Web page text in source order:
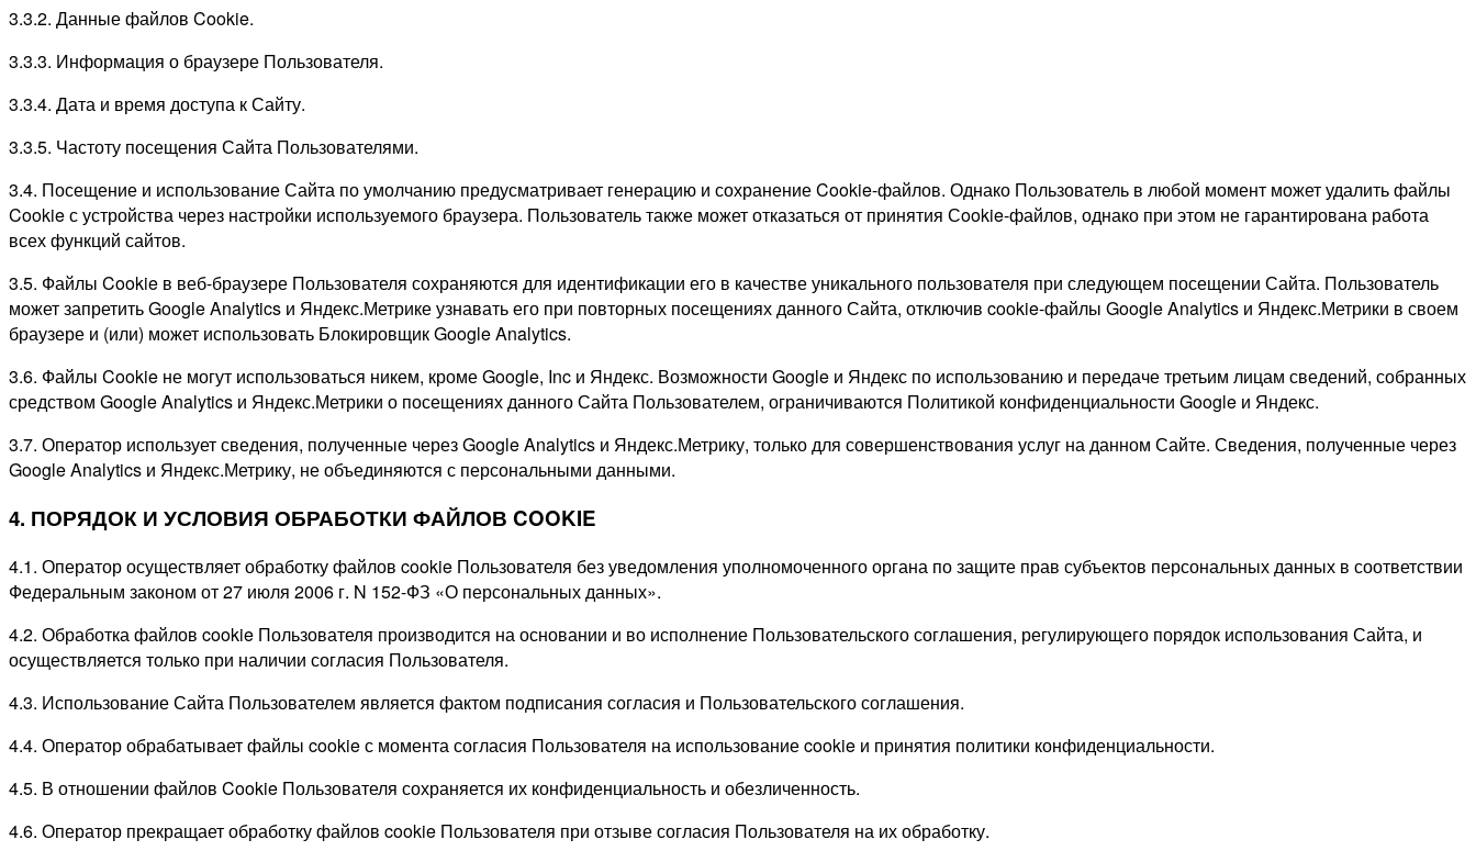
3.3.2. Данные файлов Cookie.
3.3.3. Информация о браузере Пользователя.
3.3.4. Дата и время доступа к Сайту.
3.3.5. Частоту посещения Сайта Пользователями.
3.4. Посещение и использование Сайта по умолчанию предусматривает генерацию и сохранение Cookie-файлов. Однако Пользователь в любой момент может удалить файлы
Cookie с устройства через настройки используемого браузера. Пользователь также может отказаться от принятия Сookie-файлов, однако при этом не гарантирована работа
всех функций сайтов.
3.5. Файлы Cookie в веб-браузере Пользователя сохраняются для идентификации его в качестве уникального пользователя при следующем посещении Сайта. Пользователь
может запретить Google Analytics и Яндекс.Метрике узнавать его при повторных посещениях данного Сайта, отключив cookie-файлы Google Analytics и Яндекс.Метрики в своем
браузере и (или) может использовать Блокировщик Google Analytics.
3.6. Файлы Cookie не могут использоваться никем, кроме Google, Inc и Яндекс. Возможности Google и Яндекс по использованию и передаче третьим лицам сведений, собранных
средством Google Analytics и Яндекс.Метрики о посещениях данного Сайта Пользователем, ограничиваются Политикой конфиденциальности Google и Яндекс.
3.7. Оператор использует сведения, полученные через Google Analytics и Яндекс.Метрику, только для совершенствования услуг на данном Сайте. Сведения, полученные через
Google Analytics и Яндекс.Метрику, не объединяются с персональными данными.
4. ПОРЯДОК И УСЛОВИЯ ОБРАБОТКИ ФАЙЛОВ COOKIE
4.1. Оператор осуществляет обработку файлов cookie Пользователя без уведомления уполномоченного органа по защите прав субъектов персональных данных в соответствии
Федеральным законом от 27 июля 2006 г. N 152-ФЗ «О персональных данных».
4.2. Обработка файлов cookie Пользователя производится на основании и во исполнение Пользовательского соглашения, регулирующего порядок использования Сайта, и
осуществляется только при наличии согласия Пользователя.
4.3. Использование Сайта Пользователем является фактом подписания согласия и Пользовательского соглашения.
4.4. Оператор обрабатывает файлы cookie с момента согласия Пользователя на использование cookie и принятия политики конфиденциальности.
4.5. В отношении файлов Cookie Пользователя сохраняется их конфиденциальность и обезличенность.
4.6. Оператор прекращает обработку файлов cookie Пользователя при отзыве согласия Пользователя на их обработку.